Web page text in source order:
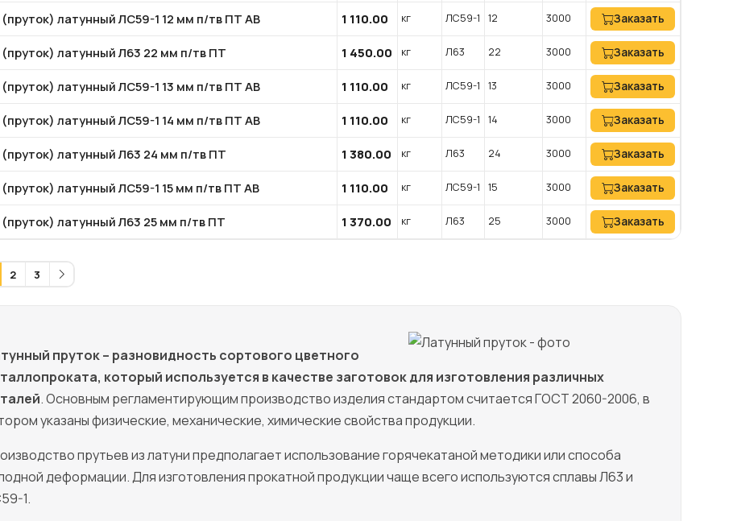
(пруток) латунный ЛС59-1 12 мм п/тв ПТ АВ 1 110.00 кг ЛС59-1 12 3000 Заказать
(пруток) латунный Л63 22 мм п/тв ПТ 1 450.00 кг Л63 22 3000 Заказать
(пруток) латунный ЛС59-1 13 мм п/тв ПТ АВ 1 110.00 кг ЛС59-1 13 3000 Заказать
(пруток) латунный ЛС59-1 14 мм п/тв ПТ АВ 1 110.00 кг ЛС59-1 14 3000 Заказать
(пруток) латунный Л63 24 мм п/тв ПТ 1 380.00 кг Л63 24 3000 Заказать
(пруток) латунный ЛС59-1 15 мм п/тв ПТ АВ 1 110.00 кг ЛС59-1 15 3000 Заказать
(пруток) латунный Л63 25 мм п/тв ПТ 1 370.00 кг Л63 25 3000 Заказать
2 3
пруток – разновидность сортового цветного
который используется в качестве заготовок для изготовления различных
. Основным регламентирующим производство изделия стандартом считается ГОСТ 2060-2006, в
указаны физические, механические, химические свойства продукции.
прутьев из латуни предполагает использование горячекатаной методики или способа
деформации. Для изготовления прокатной продукции чаще всего используются сплавы Л63 и
1.